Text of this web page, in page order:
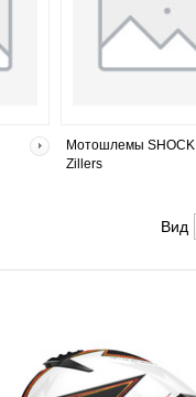
Мотошлемы SHOCK
Zillers
Вид